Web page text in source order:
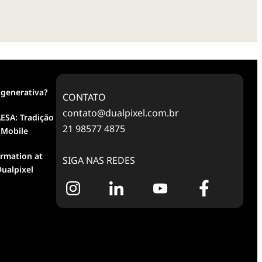
Tradição
at
CONTATO
contato@dualpixel.com.br
21 98577 4875
SIGA NAS REDES